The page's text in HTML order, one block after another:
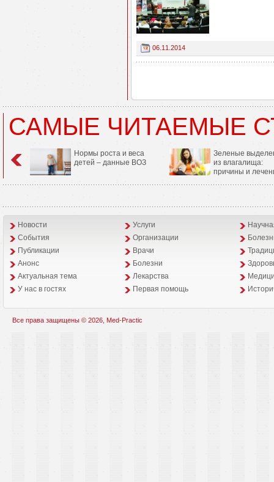
06.11.2014
САМЫЕ ЧИТАЕМЫЕ
Нормы роста и веса
детей – данные ВОЗ
Зеленые
из влагалища:
причины и
Новости Услуги
События
Организации
Публикации
Врачи
Анонс
Болезни
Aктуальная тема
Лекарства
У нас в гостях
Первая помощь
Все права защищены © 2026, Med-Practic